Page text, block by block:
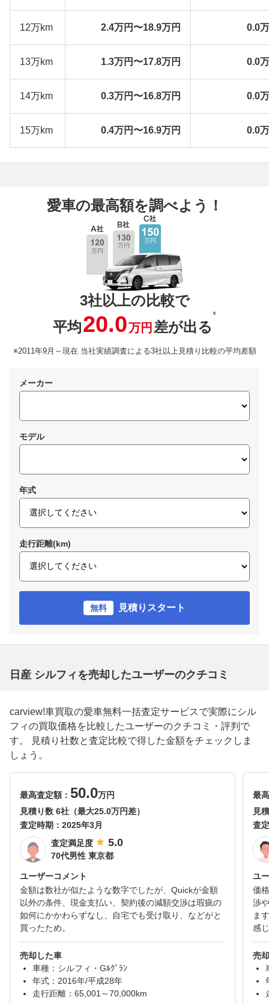
12万km 2.4万円〜18.9万円 0.0
13万km 1.3万円〜17.8万円 0.0
14万km 0.3万円〜16.8万円 0.0
15万km 0.4万円〜16.9万円 0.0
愛車の最高額を調べよう！
3社以上の比較で
平均20.0万円 差が出る
※
※2011年9月～現在 当社実績調査による3社以上見積り比較の平均差額
メーカー
モデル
年式
走行距離(km)
無料 見積りスタート
日産 シルフィを売却したユーザーのクチコミ
carview!車買取の愛車無料一括査定サービスで実際にシル
フィの買取価格を比較したユーザーのクチコミ・評判で
す。 見積り社数と査定比較で得した金額をチェックしま
しょう。
最高査定額： 50.0万円
見積り数 6社（最大25.0万円差）
査定時期： 2025年3月
査定満足度
5.0
70代男性 東京都
ユーザーコメント
金額は数社が似たような数字でしたが、Quickが金額
以外の条件、現金支払い、契約後の減額交渉は瑕疵の
如何にかかわらずなし、自宅でも受け取り、などがと
買ったため。
売却した車
車種：シルフィ・Gﾙｸﾞﾗﾝ
年式：2016年/平成28年
走行距離：65,001～70,000km
最
見
査
ユ
価
渉
ま
感
売